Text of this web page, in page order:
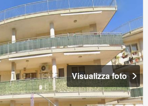
Visualizza foto